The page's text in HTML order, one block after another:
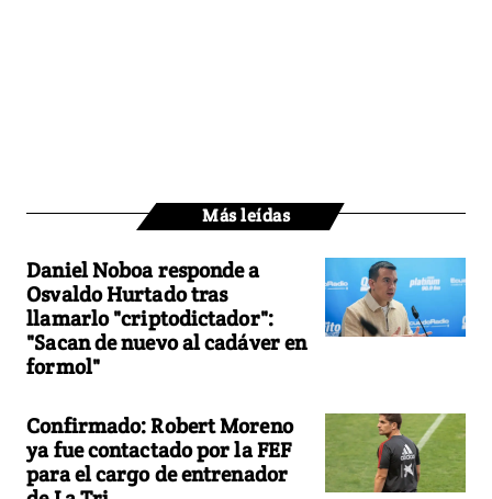
Más leídas
Daniel Noboa responde a
Osvaldo Hurtado tras
llamarlo "criptodictador":
"Sacan de nuevo al cadáver en
formol"
Confirmado: Robert Moreno
ya fue contactado por la FEF
para el cargo de entrenador